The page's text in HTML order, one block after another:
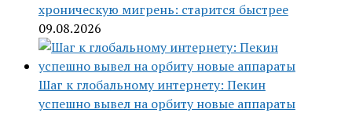
хроническую мигрень: старится быстрее
09.08.2026
Шаг к глобальному интернету: Пекин
успешно вывел на орбиту новые аппараты